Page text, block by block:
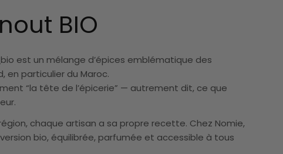
BIO
bio est un mélange d’épices emblématique des
en particulier du Maroc.
“la tête de l’épicerie” — autrement dit, ce que
chaque artisan a sa propre recette. Chez Nomie,
bio, équilibrée, parfumée et accessible à tous